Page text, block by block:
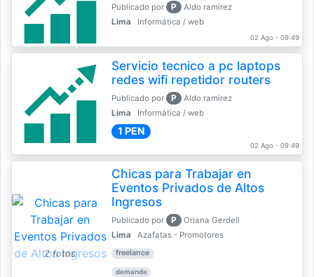
Publicado por P
Aldo ramirez
Lima
Informática / web
02 Ago - 09:49
Servicio tecnico a pc laptops
redes wifi repetidor routers
Publicado por P
Aldo ramirez
Lima
Informática / web
1 PEN
02 Ago - 09:49
2 fotos
Chicas para Trabajar en
Eventos Privados de Altos
Ingresos
Publicado por P
Oriana Gerdell
Lima
Azafatas - Promotores
freelance
demanda